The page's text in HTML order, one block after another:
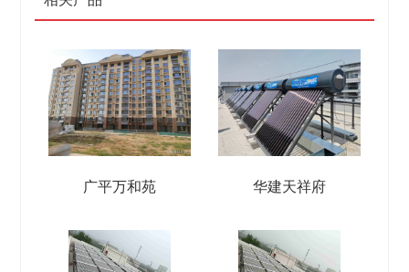
广平万和苑 华建天祥府